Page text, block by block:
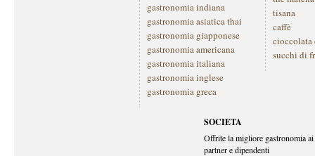
gastronomia indiana
gastronomia asiatica thai
gastronomia giapponese
gastronomia americana
gastronomia italiana
gastronomia inglese
gastronomia greca
tisana
caffè
cioccolata
succhi di
SOCIETA
Offrite la migliore gastronomia
partner e dipendenti